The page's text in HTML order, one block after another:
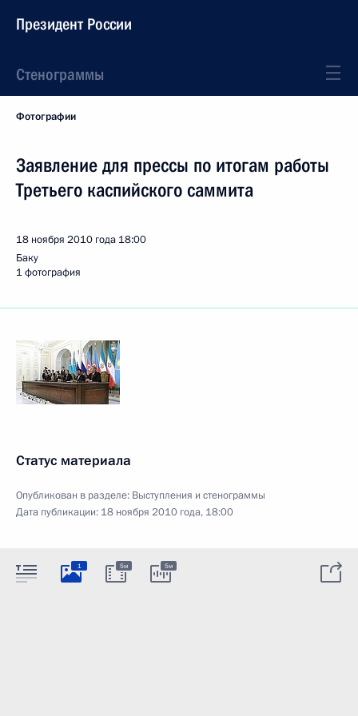
Президент России
Стенограммы
Фотографии
Заявление для прессы по итогам работы
Третьего каспийского саммита
18 ноября 2010 года 18:00
Баку
1 фотография
Статус материала
Опубликован в разделе: Выступления и стенограммы
Дата публикации: 18 ноября 2010 года, 18:00
1 5м 5м